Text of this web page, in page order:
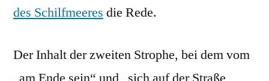
des Schilfmeeres die Rede.
Der Inhalt der zweiten Strophe, bei dem vom